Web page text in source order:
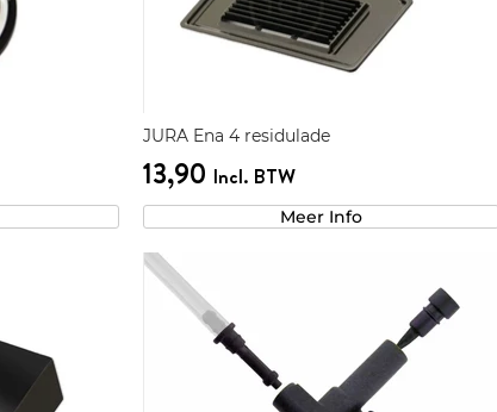
JURA Ena 4 residulade
13,90 Incl. BTW
Meer Info